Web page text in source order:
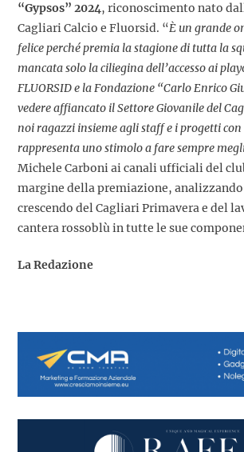
“Gypsos” 2024, riconoscimento nato
Cagliari Calcio e Fluorsid. “È un grande
felice perché premia la stagione di tutta la
mancata solo la ciliegina dell’accesso ai
FLUORSID e la Fondazione “Carlo Enrico
vedere affiancato il Settore Giovanile del
noi ragazzi insieme agli staff e i progetti
rappresenta uno stimolo a fare sempre
Michele Carboni ai canali ufficiali del
margine della premiazione,
crescendo del Cagliari Primavera e del
cantera rossoblù in tutte le sue
La Redazione